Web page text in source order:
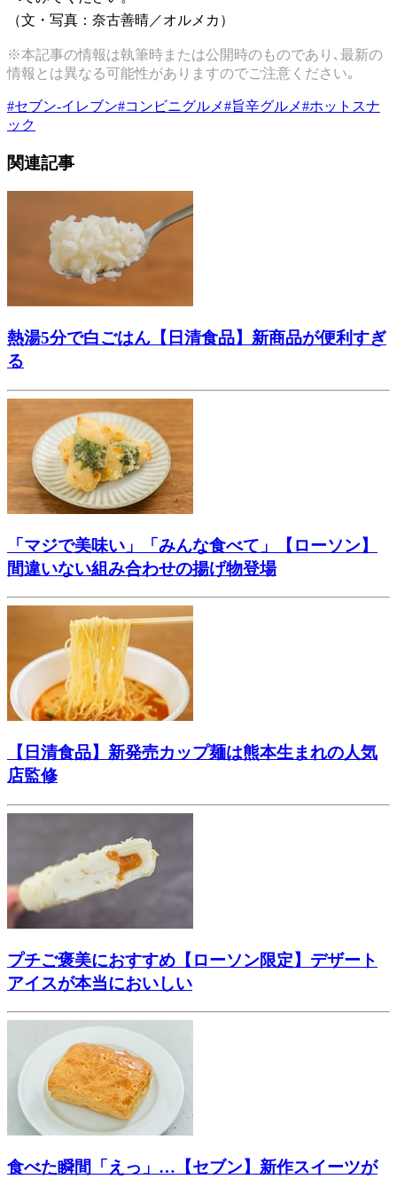
（文・写真：奈古善晴／オルメカ）
※本記事の情報は執筆時または公開時のものであり､最新の
情報とは異なる可能性がありますのでご注意ください｡
#セブン-イレブン#コンビニグルメ#旨辛グルメ#ホットスナ
ック
関連記事
熱湯5分で白ごはん【日清食品】新商品が便利すぎ
る
「マジで美味い」「みんな食べて」【ローソン】
間違いない組み合わせの揚げ物登場
【日清食品】新発売カップ麺は熊本生まれの人気
店監修
プチご褒美におすすめ【ローソン限定】デザート
アイスが本当においしい
食べた瞬間「えっ」…【セブン】新作スイーツが